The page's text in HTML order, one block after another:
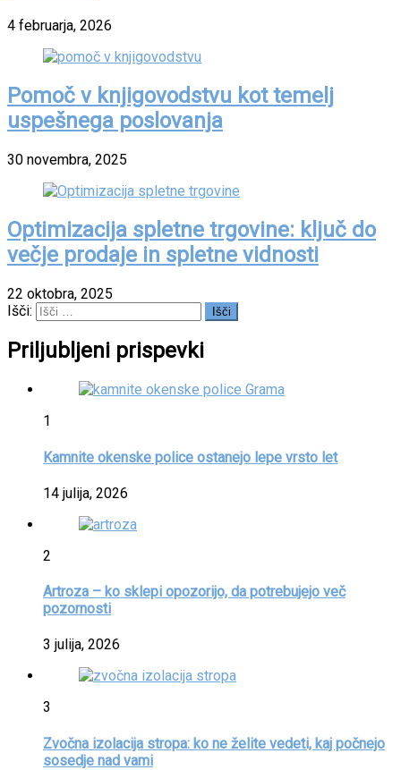
4 februarja, 2026
Pomoč v knjigovodstvu kot temelj
uspešnega poslovanja
30 novembra, 2025
Optimizacija spletne trgovine: ključ do
večje prodaje in spletne vidnosti
22 oktobra, 2025
Išči:
Priljubljeni prispevki
1
Kamnite okenske police ostanejo lepe vrsto let
14 julija, 2026
2
Artroza – ko sklepi opozorijo, da potrebujejo več
pozornosti
3 julija, 2026
3
Zvočna izolacija stropa: ko ne želite vedeti, kaj počnejo
sosedje nad vami